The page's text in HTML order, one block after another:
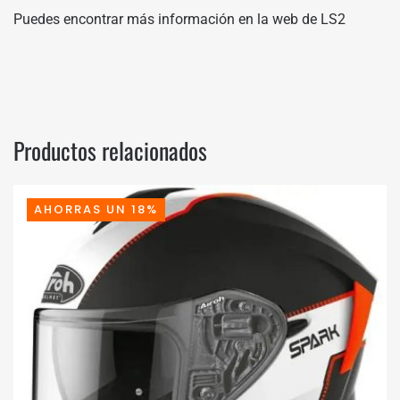
Puedes encontrar más información en la web de LS2
Productos relacionados
AHORRAS UN 18%